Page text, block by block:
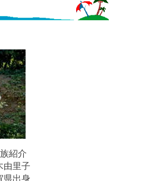
紹介
由里子
県出身